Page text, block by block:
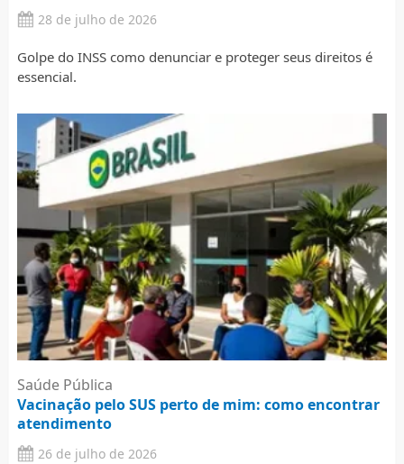
28 de julho de 2026
Golpe do INSS como denunciar e proteger seus direitos é
essencial.
Saúde Pública
Vacinação pelo SUS perto de mim: como encontrar
atendimento
26 de julho de 2026